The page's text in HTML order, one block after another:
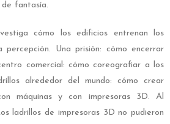
fantasía.
cómo los edificios entrenan los
Una prisión: cómo encerrar
comercial: cómo coreografiar a los
alrededor del mundo: cómo crear
máquinas y con impresoras 3D. Al
ladrillos de impresoras 3D no pudieron